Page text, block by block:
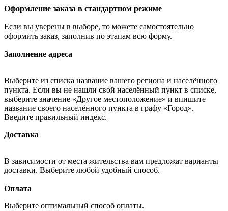
Оформление заказа в стандартном режиме
Если вы уверены в выборе, то можете самостоятельно
оформить заказ, заполнив по этапам всю форму.
Заполнение адреса
Выберите из списка название вашего региона и населённого
пункта. Если вы не нашли свой населённый пункт в списке,
выберите значение «Другое местоположение» и впишите
название своего населённого пункта в графу «Город».
Введите правильный индекс.
Доставка
В зависимости от места жительства вам предложат варианты
доставки. Выберите любой удобный способ.
Оплата
Выберите оптимальный способ оплаты.